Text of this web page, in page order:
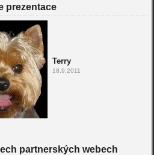
prezentace
Terry
18.9.2011
partnerských webech